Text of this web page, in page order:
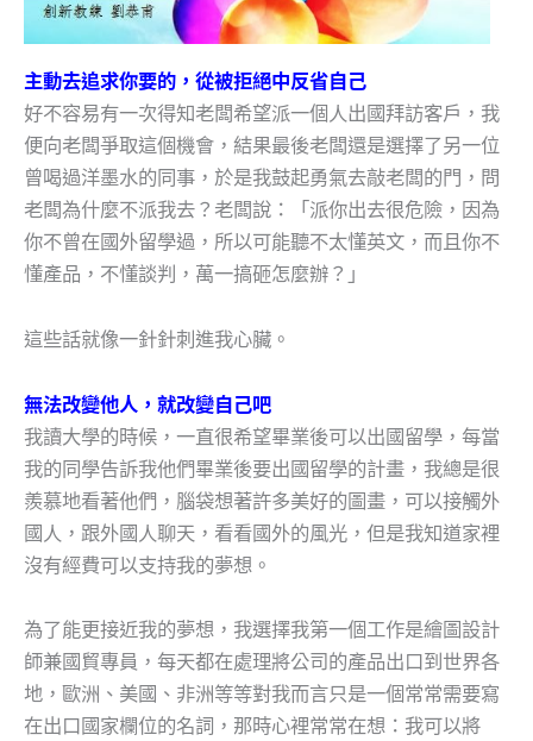
主動去追求你要的，從被拒絕中反省自己
好不容易有一次得知老闆希望派一個人出國拜訪客戶，我
便向老闆爭取這個機會，結果最後老闆還是選擇了另一位
曾喝過洋墨水的同事，於是我鼓起勇氣去敲老闆的門，問
老闆為什麼不派我去？老闆說：「派你出去很危險，因為
你不曾在國外留學過，所以可能聽不太懂英文，而且你不
懂產品，不懂談判，萬一搞砸怎麼辦？」
這些話就像一針針刺進我心臟。
無法改變他人，就改變自己吧
我讀大學的時候，一直很希望畢業後可以出國留學，每當
我的同學告訴我他們畢業後要出國留學的計畫，我總是很
羨慕地看著他們，腦袋想著許多美好的圖畫，可以接觸外
國人，跟外國人聊天，看看國外的風光，但是我知道家裡
沒有經費可以支持我的夢想。
為了能更接近我的夢想，我選擇我第一個工作是繪圖設計
師兼國貿專員，每天都在處理將公司的產品出口到世界各
地，歐洲、美國、非洲等等對我而言只是一個常常需要寫
在出口國家欄位的名詞，那時心裡常常在想：我可以將